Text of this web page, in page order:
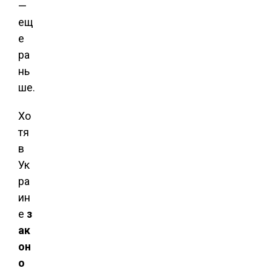
—
ещ
е
ра
нь
ше.
Хо
тя
в
Ук
ра
ин
е з
ак
он
о